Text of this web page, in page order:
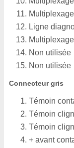
Ligne
Non utilisée
Non utilisée
Connecteur gris
Témoin
Témoin
Témoin
+ avant